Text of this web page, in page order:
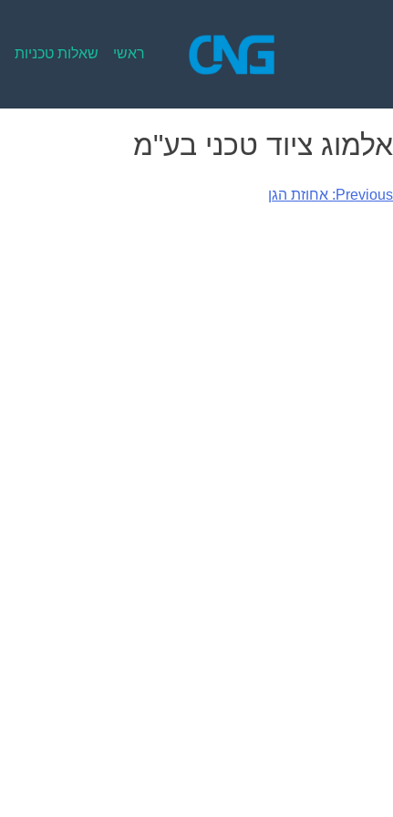
ראשי שאלות טכניות
אלמוג ציוד טכני בע"מ
ניווט
Previous: אחוזת הגן